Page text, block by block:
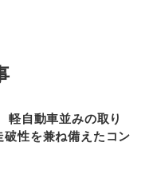
軽自動車並みの取り
破性を兼ね備えたコン